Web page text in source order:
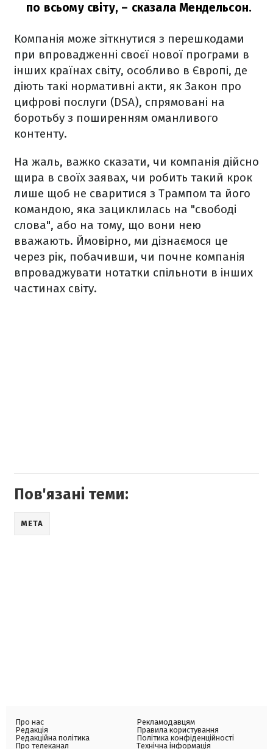
по всьому світу, – сказала Мендельсон.
Компанія може зіткнутися з перешкодами
при впровадженні своєї нової програми в
інших країнах світу, особливо в Європі, де
діють такі нормативні акти, як Закон про
цифрові послуги (DSA), спрямовані на
боротьбу з поширенням оманливого
контенту.
На жаль, важко сказати, чи компанія дійсно
щира в своїх заявах, чи робить такий крок
лише щоб не сваритися з Трампом та його
командою, яка зациклилась на "свободі
слова", або на тому, що вони нею
вважають. Ймовірно, ми дізнаємося це
через рік, побачивши, чи почне компанія
впроваджувати нотатки спільноти в інших
частинах світу.
Пов'язані теми:
META
Про нас
Редакція
Редакційна політика
Про телеканал
Рекламодавцям
Правила користування
Політика конфіденційності
Технічна інформація